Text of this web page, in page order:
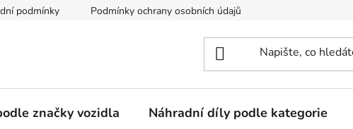
podmínky Podmínky ochrany osobních údajů
značky vozidla Náhradní díly podle kategorie